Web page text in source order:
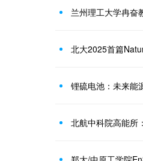
北大2025首篇
锂硫电池：未来能
北航中科院高能所